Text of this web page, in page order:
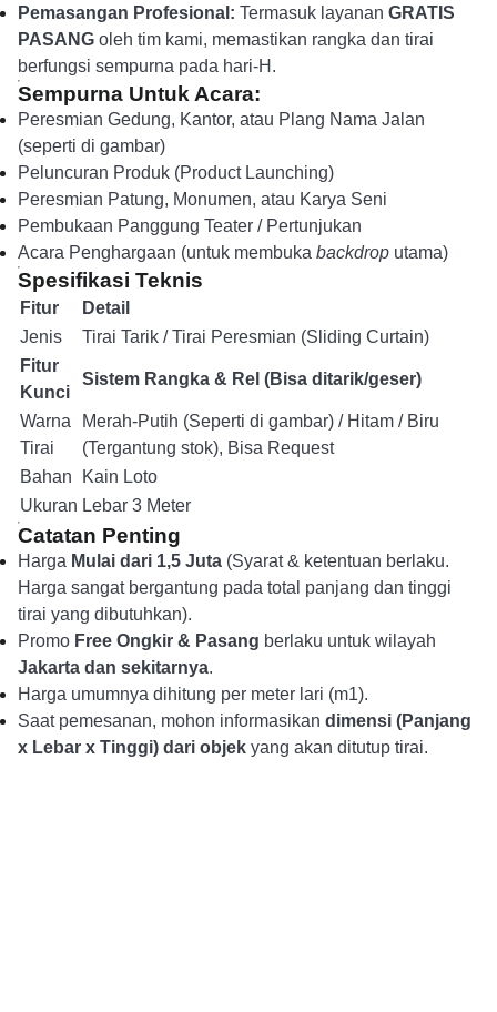
Pemasangan Profesional: Termasuk layanan GRATIS
PASANG oleh tim kami, memastikan rangka dan tirai
berfungsi sempurna pada hari-H.
Sempurna Untuk Acara:
Peresmian Gedung, Kantor, atau Plang Nama Jalan
(seperti di gambar)
Peluncuran Produk (Product Launching)
Peresmian Patung, Monumen, atau Karya Seni
Pembukaan Panggung Teater / Pertunjukan
Acara Penghargaan (untuk membuka backdrop utama)
Spesifikasi Teknis
Fitur
Detail
Jenis
Tirai Tarik / Tirai Peresmian (Sliding Curtain)
Fitur
Kunci
Sistem Rangka & Rel (Bisa ditarik/geser)
Warna
Tirai
Merah-Putih (Seperti di gambar) / Hitam / Biru
(Tergantung stok), Bisa Request
Bahan
Kain Loto
Ukuran Lebar 3 Meter
Catatan Penting
Harga Mulai dari 1,5 Juta (Syarat & ketentuan berlaku.
Harga sangat bergantung pada total panjang dan tinggi
tirai yang dibutuhkan).
Promo Free Ongkir & Pasang berlaku untuk wilayah
Jakarta dan sekitarnya.
Harga umumnya dihitung per meter lari (m1).
Saat pemesanan, mohon informasikan dimensi (Panjang
x Lebar x Tinggi) dari objek yang akan ditutup tirai.